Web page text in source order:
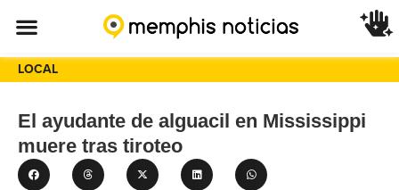
LOCAL
El ayudante de alguacil en Mississippi
muere tras tiroteo